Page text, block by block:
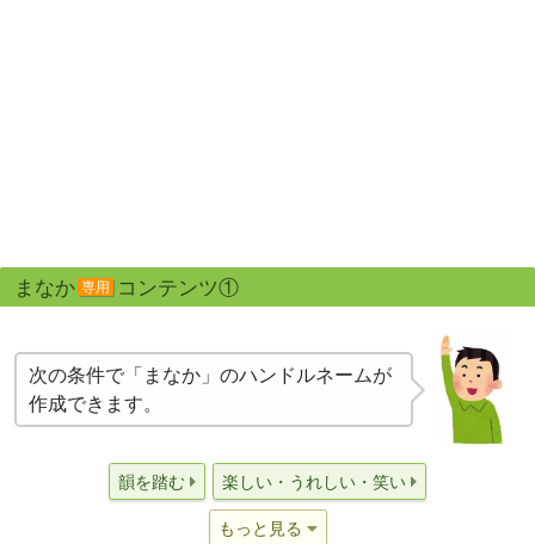
まなか 専用 コンテンツ①
次の条件で「まなか」のハンドルネームが
作成できます。
韻を踏む 楽しい・うれしい・笑い
もっと見る